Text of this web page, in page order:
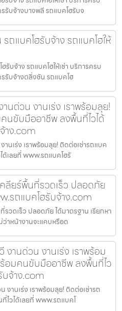
รับจ้างบางพลี รถแบคโฮรับจ
ถแบคโฮรับจ้าง รถแบคโฮให้
บจ้าง รถแบคโฮให้เช่า บริการครบ
รับจ้างตลิ่งชัน รถแบคโฮ
นด่วน งานเร่ง เราพร้อมลุย!
นขับมืออาชีพ ลงพื้นที่ไวได้
าง.com
านเร่ง เราพร้อมลุย! ติดต่อเช่ารถแบค
เลยที่ www.รถแบคโฮรั
ลียร์พื้นที่รวดเร็ว ปลอดภัย
รถแบคโฮรับจ้าง.com
วดเร็ว ปลอดภัย ได้มาตรฐาน เรียกหา
าหน้างานจะแคบหรือด
านด่วน งานเร่ง เราพร้อม
อมคนขับมืออาชีพ ลงพื้นที่ไว
จ้าง.com
งานเร่ง เราพร้อมลุย! ติดต่อเช่ารถ
วได้เลยที่ www.รถแบคโ